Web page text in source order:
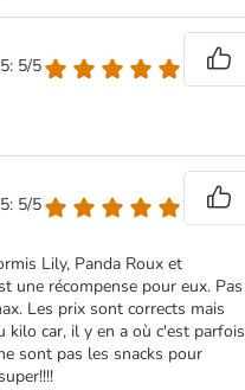
5/5
5/5
Lily, Panda Roux et
une récompense pour eux. Pas
Les prix sont corrects mais
car, il y en a où c'est parfois
sont pas les snacks pour